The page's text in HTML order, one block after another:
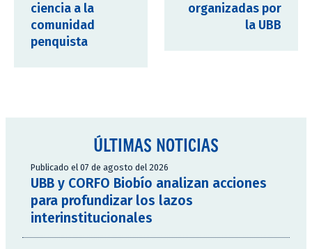
ciencia a la
comunidad
penquista
organizadas por
la UBB
ÚLTIMAS NOTICIAS
Publicado el 07 de agosto del 2026
UBB y CORFO Biobío analizan acciones
para profundizar los lazos
interinstitucionales